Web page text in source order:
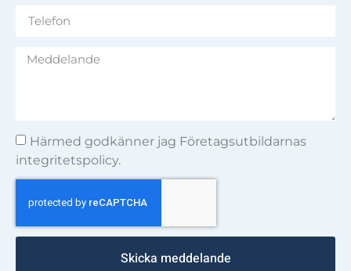
Härmed godkänner jag Företagsutbildarnas
integritetspolicy.
Skicka meddelande